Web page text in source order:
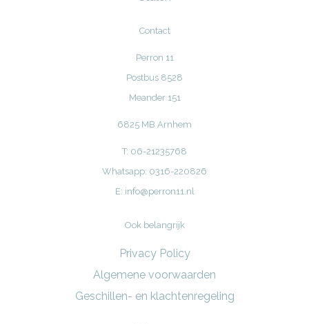
Contact
Perron 11
Postbus 8528
Meander 151
6825 MB Arnhem
T: 06-21235768
Whatsapp: 0316-220826
E: info@perron11.nl
Ook belangrijk
Privacy Policy
Algemene voorwaarden
Geschillen- en klachtenregeling